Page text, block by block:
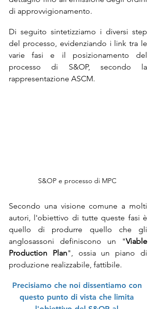
di approvvigionamento.
Di seguito sintetizziamo i diversi step
del processo, evidenziando i link tra le
varie fasi e il posizionamento del
processo di S&OP, secondo la
rappresentazione ASCM.
S&OP e processo di MPC
Secondo una visione comune a molti
autori, l'obiettivo di tutte queste fasi è
quello di produrre quello che gli
anglosassoni definiscono un "Viable
Production Plan", ossia un piano di
produzione realizzabile, fattibile.
Precisiamo che noi dissentiamo con
questo punto di vista che limita